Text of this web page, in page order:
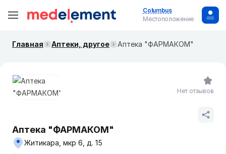
Columbus
Местоположение
Главная Аптеки, другое Аптека "ФАРМАКОМ"
Аптека "ФАРМАКОМ"
Житикара, мкр 6, д. 15
Нет отзывов